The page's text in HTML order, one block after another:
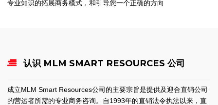
专业知识的拓展商务模式，和引导您一个正确的方向
认识 MLM SMART RESOURCES 公司
成立MLM Smart Resources公司的主要宗旨是提供及迎合直销公司
的营运者所需的专业商务咨询。自1993年的直销法令执法以来，直